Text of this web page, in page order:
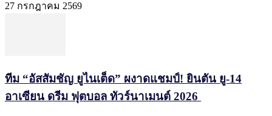
27 กรกฎาคม 2569
ทีม “อัสสัมชัญ ยูไนเต็ด” ผงาดแชมป์! ยินตัน ยู-14
อาเซียน ดรีม ฟุตบอล ทัวร์นาเมนต์ 2026